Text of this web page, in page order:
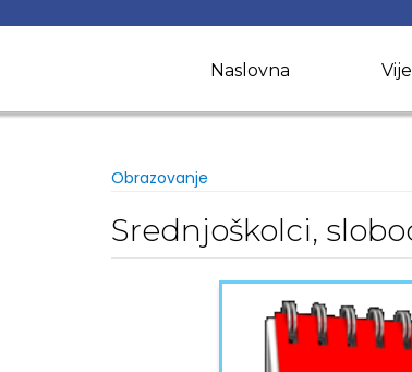
Naslovna
Obrazovanje
Srednjoškolci,